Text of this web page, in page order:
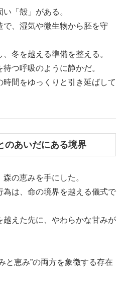
「殻」がある。
、湿気や微生物から胚を守
冬を越える準備を整える。
つ呼吸のように静かだ。
間をゆっくりと引き延ばして
のあいだにある境界
の恵みを手にした。
は、命の境界を越える儀式で
えた先に、やわらかな甘みが
と恵み”の両方を象徴する存在